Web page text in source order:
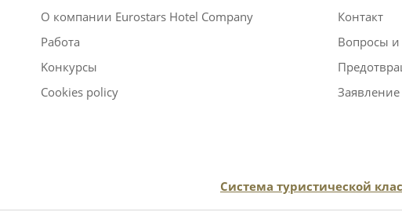
О компании Eurostars Hotel Company
Работа
Kонкурсы
Cookies policy
Контакт
Вопросы и
Заявление
Система туристической